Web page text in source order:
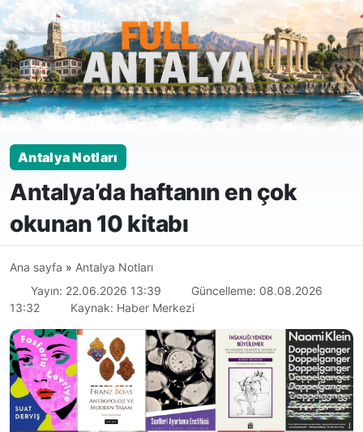
Antalya Notları
Antalya’da haftanın en çok
okunan 10 kitabı
Ana sayfa » Antalya Notları
Yayın: 22.06.2026 13:39
Güncelleme: 08.08.2026
13:32
Kaynak: Haber Merkezi